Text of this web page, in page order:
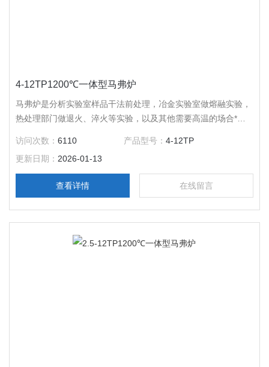
4-12TP1200℃一体型马弗炉
马弗炉是分析实验室样品干法前处理，冶金实验室做熔融实验，
热处理部门做退火、淬火等实验，以及其他需要高温的场合*的
的产品，该产品将炉体与控制部分做了*的整合，极大的降低了
所占空间面积。
访问次数：6110 产品型号：4-12TP
更新日期： 2026-01-13
查看详情 在线留言